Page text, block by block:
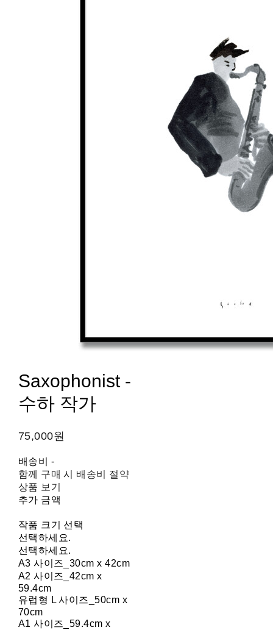
Saxophonist -
수하 작가
75,000원
배송비 -
함께 구매 시 배송비 절약
상품 보기
추가 금액
작품 크기 선택
선택하세요.
선택하세요.
A3 사이즈_30cm x 42cm
A2 사이즈_42cm x
59.4cm
유럽형 L 사이즈_50cm x
70cm
A1 사이즈_59.4cm x